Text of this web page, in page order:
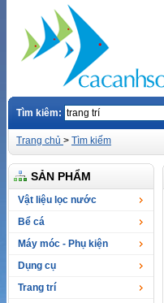
Tìm kiêm:
Trang chủ > Tìm kiếm
SẢN PHẨM
Vật liệu lọc nước
Bể cá
Máy móc - Phụ kiện
Dụng cụ
Trang trí